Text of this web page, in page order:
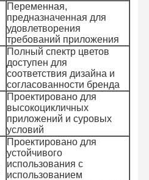
Переменная,
предназначенная для
удовлетворения
требований приложения
Полный спектр цветов
доступен для
соответствия дизайна и
согласованности бренда
Проектировано для
высокоцикличных
приложений и суровых
условий
Проектировано для
устойчивого
использования с
использованием